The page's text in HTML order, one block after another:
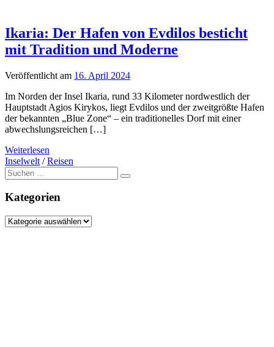
Ikaria: Der Hafen von Evdilos besticht
mit Tradition und Moderne
Veröffentlicht am 16. April 2024
Im Norden der Insel Ikaria, rund 33 Kilometer nordwestlich der
Hauptstadt Agios Kirykos, liegt Evdilos und der zweitgrößte Hafen
der bekannten „Blue Zone“ – ein traditionelles Dorf mit einer
abwechslungsreichen […]
Weiterlesen
Inselwelt /Reisen
Suche
nach:
Kategorien
Kategorien